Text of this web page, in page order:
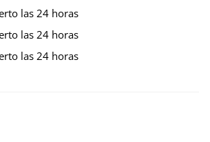
las 24 horas
las 24 horas
las 24 horas